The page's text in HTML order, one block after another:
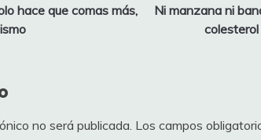
hace que comas más,
Ni manzana ni
no será publicada. Los campos